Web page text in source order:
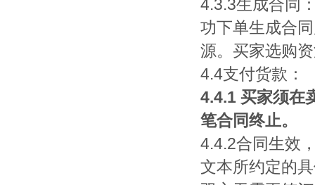
4.3.3生成合同
功下单生成合
源。买家选购
4.4支付货款：
4.4.1 买家须在
笔合同终止。
4.4.2合同生效
文本所约定的